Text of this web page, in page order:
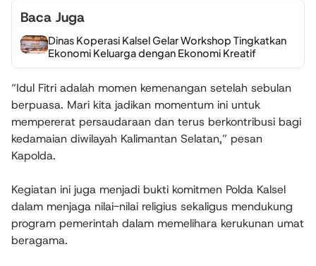
Baca Juga
Dinas Koperasi Kalsel Gelar Workshop Tingkatkan
Ekonomi Keluarga dengan Ekonomi Kreatif
“Idul Fitri adalah momen kemenangan setelah sebulan
berpuasa. Mari kita jadikan momentum ini untuk
mempererat persaudaraan dan terus berkontribusi bagi
kedamaian diwilayah Kalimantan Selatan,” pesan
Kapolda.
Kegiatan ini juga menjadi bukti komitmen Polda Kalsel
dalam menjaga nilai-nilai religius sekaligus mendukung
program pemerintah dalam memelihara kerukunan umat
beragama.